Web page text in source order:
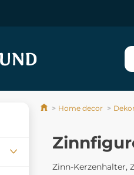
Home decor
Zinn-Kerzenhalter,